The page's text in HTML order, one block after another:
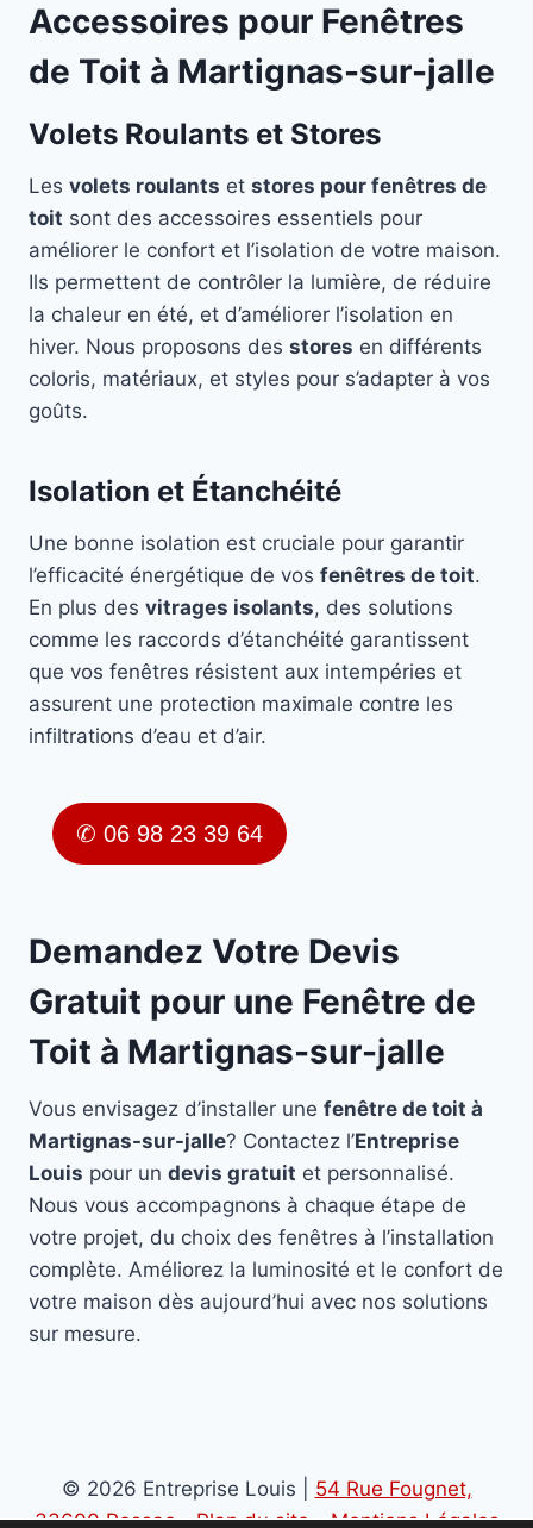
Accessoires pour Fenêtres
de Toit à Martignas-sur-jalle
Volets Roulants et Stores
Les volets roulants et stores pour fenêtres de
toit sont des accessoires essentiels pour
améliorer le confort et l’isolation de votre maison.
Ils permettent de contrôler la lumière, de réduire
la chaleur en été, et d’améliorer l’isolation en
hiver. Nous proposons des stores en différents
coloris, matériaux, et styles pour s’adapter à vos
goûts.
Isolation et Étanchéité
Une bonne isolation est cruciale pour garantir
l’efficacité énergétique de vos fenêtres de toit.
En plus des vitrages isolants, des solutions
comme les raccords d’étanchéité garantissent
que vos fenêtres résistent aux intempéries et
assurent une protection maximale contre les
infiltrations d’eau et d’air.
✆ 06 98 23 39 64
Demandez Votre Devis
Gratuit pour une Fenêtre de
Toit à Martignas-sur-jalle
Vous envisagez d’installer une fenêtre de toit à
Martignas-sur-jalle? Contactez l’Entreprise
Louis pour un devis gratuit et personnalisé.
Nous vous accompagnons à chaque étape de
votre projet, du choix des fenêtres à l’installation
complète. Améliorez la luminosité et le confort de
votre maison dès aujourd’hui avec nos solutions
sur mesure.
© 2026 Entreprise Louis | 54 Rue Fougnet,
33600 Pessac-Plan du site-Mentions Légales